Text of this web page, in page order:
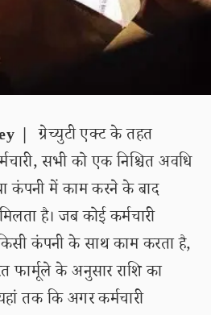
| ग्रेच्युटी एक्ट के तहत
सभी को एक निश्चित अवधि
कंपनी में काम करने के बाद
है। जब कोई कर्मचारी
कंपनी के साथ काम करता है,
फार्मूले के अनुसार राशि का
तक कि अगर कर्मचारी